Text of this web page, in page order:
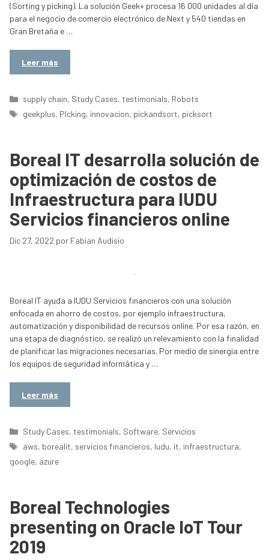
(Sorting y picking). La solución Geek+ procesa 16 000 unidades al día
para el negocio de comercio electrónico de Next y 540 tiendas en
Gran Bretaña e …
Leer más
Categorías
supply chain, Study Cases, testimonials, Robots
Etiquetas
geekplus, PIcking, innovacion, pickandsort, picksort
Boreal IT desarrolla solución de
optimización de costos de
Infraestructura para IUDU
Servicios financieros online
Dic 27, 2022 por Fabian Audisio
Boreal IT ayuda a IUDU Servicios financieros con una solución
enfocada en ahorro de costos, por ejemplo infraestructura,
automatización y disponibilidad de recursos online. Por esa razón, en
una etapa de diagnóstico, se realizó un relevamiento con la finalidad
de planificar las migraciones necesarias. Por medio de sinergia entre
los equipos de seguridad informática y …
Leer más
Categorías
Study Cases, testimonials, Software, Servicios
Etiquetas
aws, borealit, servicios financieros, Iudu, it, infraestructura,
google, azure
Boreal Technologies
presenting on Oracle IoT Tour
2019